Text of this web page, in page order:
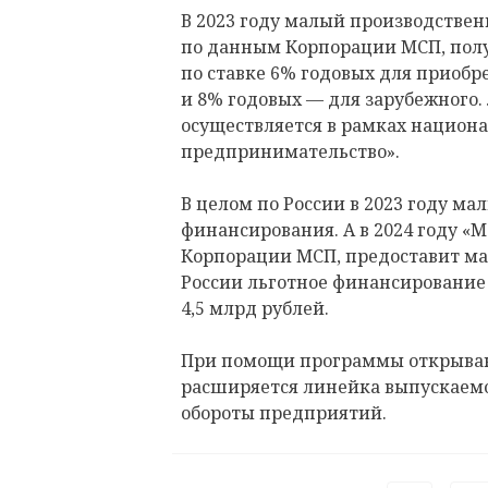
В 2023 году малый
по данным Корпорации МСП,
по ставке 6% годовых для
и 8% годовых — для
осуществляется в рамках
предпринимательство».
В целом по России в 2023 году
финансирования. А в 2024 году
Корпорации МСП, предоставит
России льготное
4,5 млрд рублей.
При помощи программы
расширяется линейка
обороты предприятий.